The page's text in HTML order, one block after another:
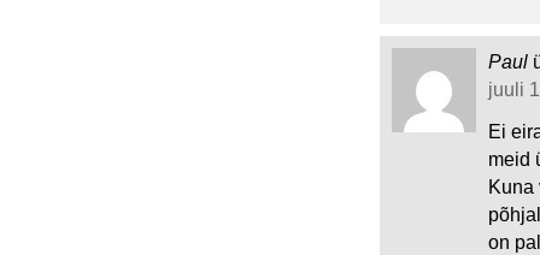
Paul
juuli
Ei
meid
Kuna
on